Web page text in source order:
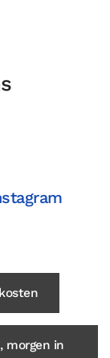
morgen in